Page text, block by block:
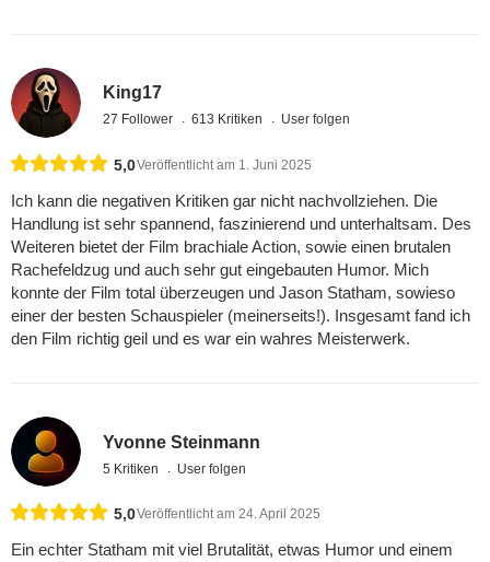
King17
27 Follower 613 Kritiken User folgen
5,0Veröffentlicht am 1. Juni 2025
Ich kann die negativen Kritiken gar nicht nachvollziehen. Die
Handlung ist sehr spannend, faszinierend und unterhaltsam. Des
Weiteren bietet der Film brachiale Action, sowie einen brutalen
Rachefeldzug und auch sehr gut eingebauten Humor. Mich
konnte der Film total überzeugen und Jason Statham, sowieso
einer der besten Schauspieler (meinerseits!). Insgesamt fand ich
den Film richtig geil und es war ein wahres Meisterwerk.
Yvonne Steinmann
5 Kritiken User folgen
5,0Veröffentlicht am 24. April 2025
Ein echter Statham mit viel Brutalität, etwas Humor und einem